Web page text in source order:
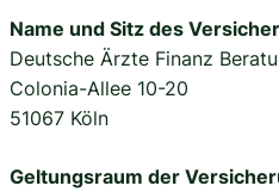
Name und Sitz des
Deutsche Ärzte Finanz
Colonia-Allee 10-20
51067 Köln
Geltungsraum der